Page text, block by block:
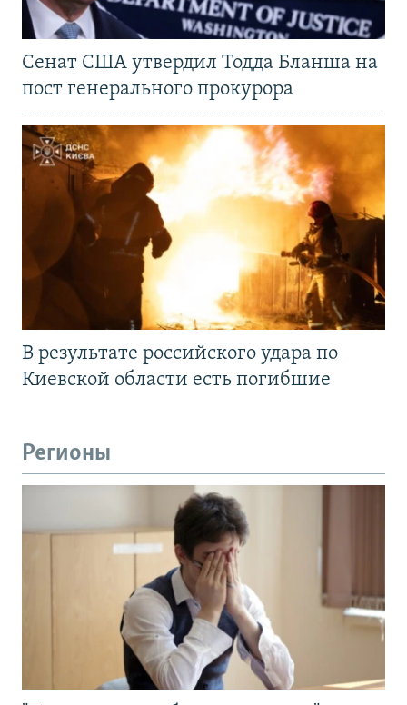
Сенат США утвердил Тодда Бланша на
пост генерального прокурора
В результате российского удара по
Киевской области есть погибшие
Регионы